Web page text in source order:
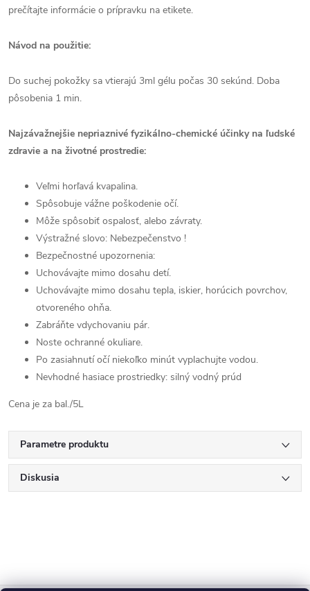
prečítajte informácie o prípravku na etikete.
Návod na použitie:
Do suchej pokožky sa vtierajú 3ml gélu počas 30 sekúnd. Doba
pôsobenia 1 min.
Najzávažnejšie nepriaznivé fyzikálno-chemické účinky na ľudské
zdravie a na životné prostredie:
Veľmi horľavá kvapalina.
Spôsobuje vážne poškodenie očí.
Môže spôsobiť ospalosť, alebo závraty.
Výstražné slovo: Nebezpečenstvo !
Bezpečnostné upozornenia:
Uchovávajte mimo dosahu detí.
Uchovávajte mimo dosahu tepla, iskier, horúcich povrchov,
otvoreného ohňa.
Zabráňte vdychovaniu pár.
Noste ochranné okuliare.
Po zasiahnutí očí niekoľko minút vyplachujte vodou.
Nevhodné hasiace prostriedky: silný vodný prúd
Cena je za bal./5L
Parametre produktu
Diskusia